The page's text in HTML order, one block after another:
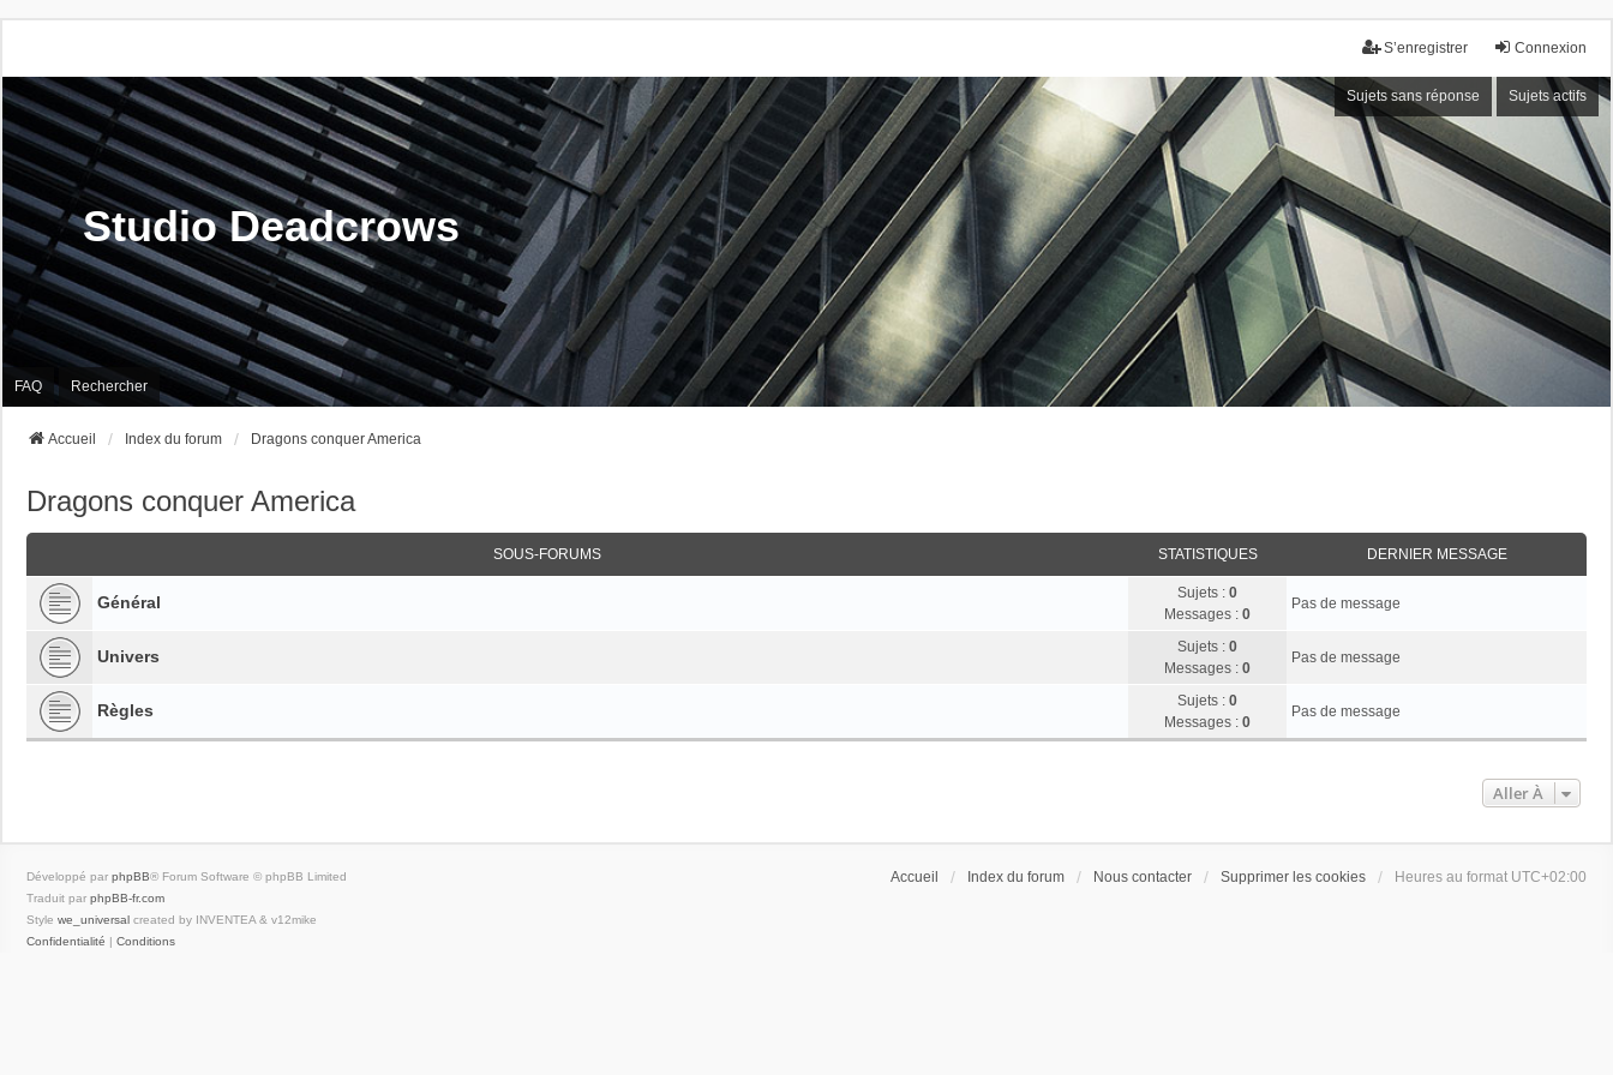
Connexion
S’enregistrer
Sujets sans réponse Sujets actifs
Studio Deadcrows
FAQ Rechercher
Accueil Index du forum Dragons conquer America
Dragons conquer America
SOUS-FORUMS STATISTIQUES DERNIER MESSAGE
Général Sujets : 0
Messages : 0
Pas de message
Univers Sujets : 0
Messages : 0
Pas de message
Règles Sujets : 0
Messages : 0
Pas de message
Aller À
Accueil Index du forum Nous contacter Supprimer les cookies Heures au format UTC+02:00
Développé par phpBB® Forum Software © phpBB Limited
Traduit par phpBB-fr.com
Style we_universal created by INVENTEA & v12mike
Confidentialité | Conditions